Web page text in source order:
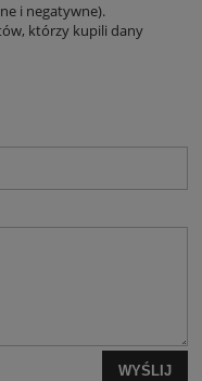
i negatywne).
którzy kupili dany
WYŚLIJ